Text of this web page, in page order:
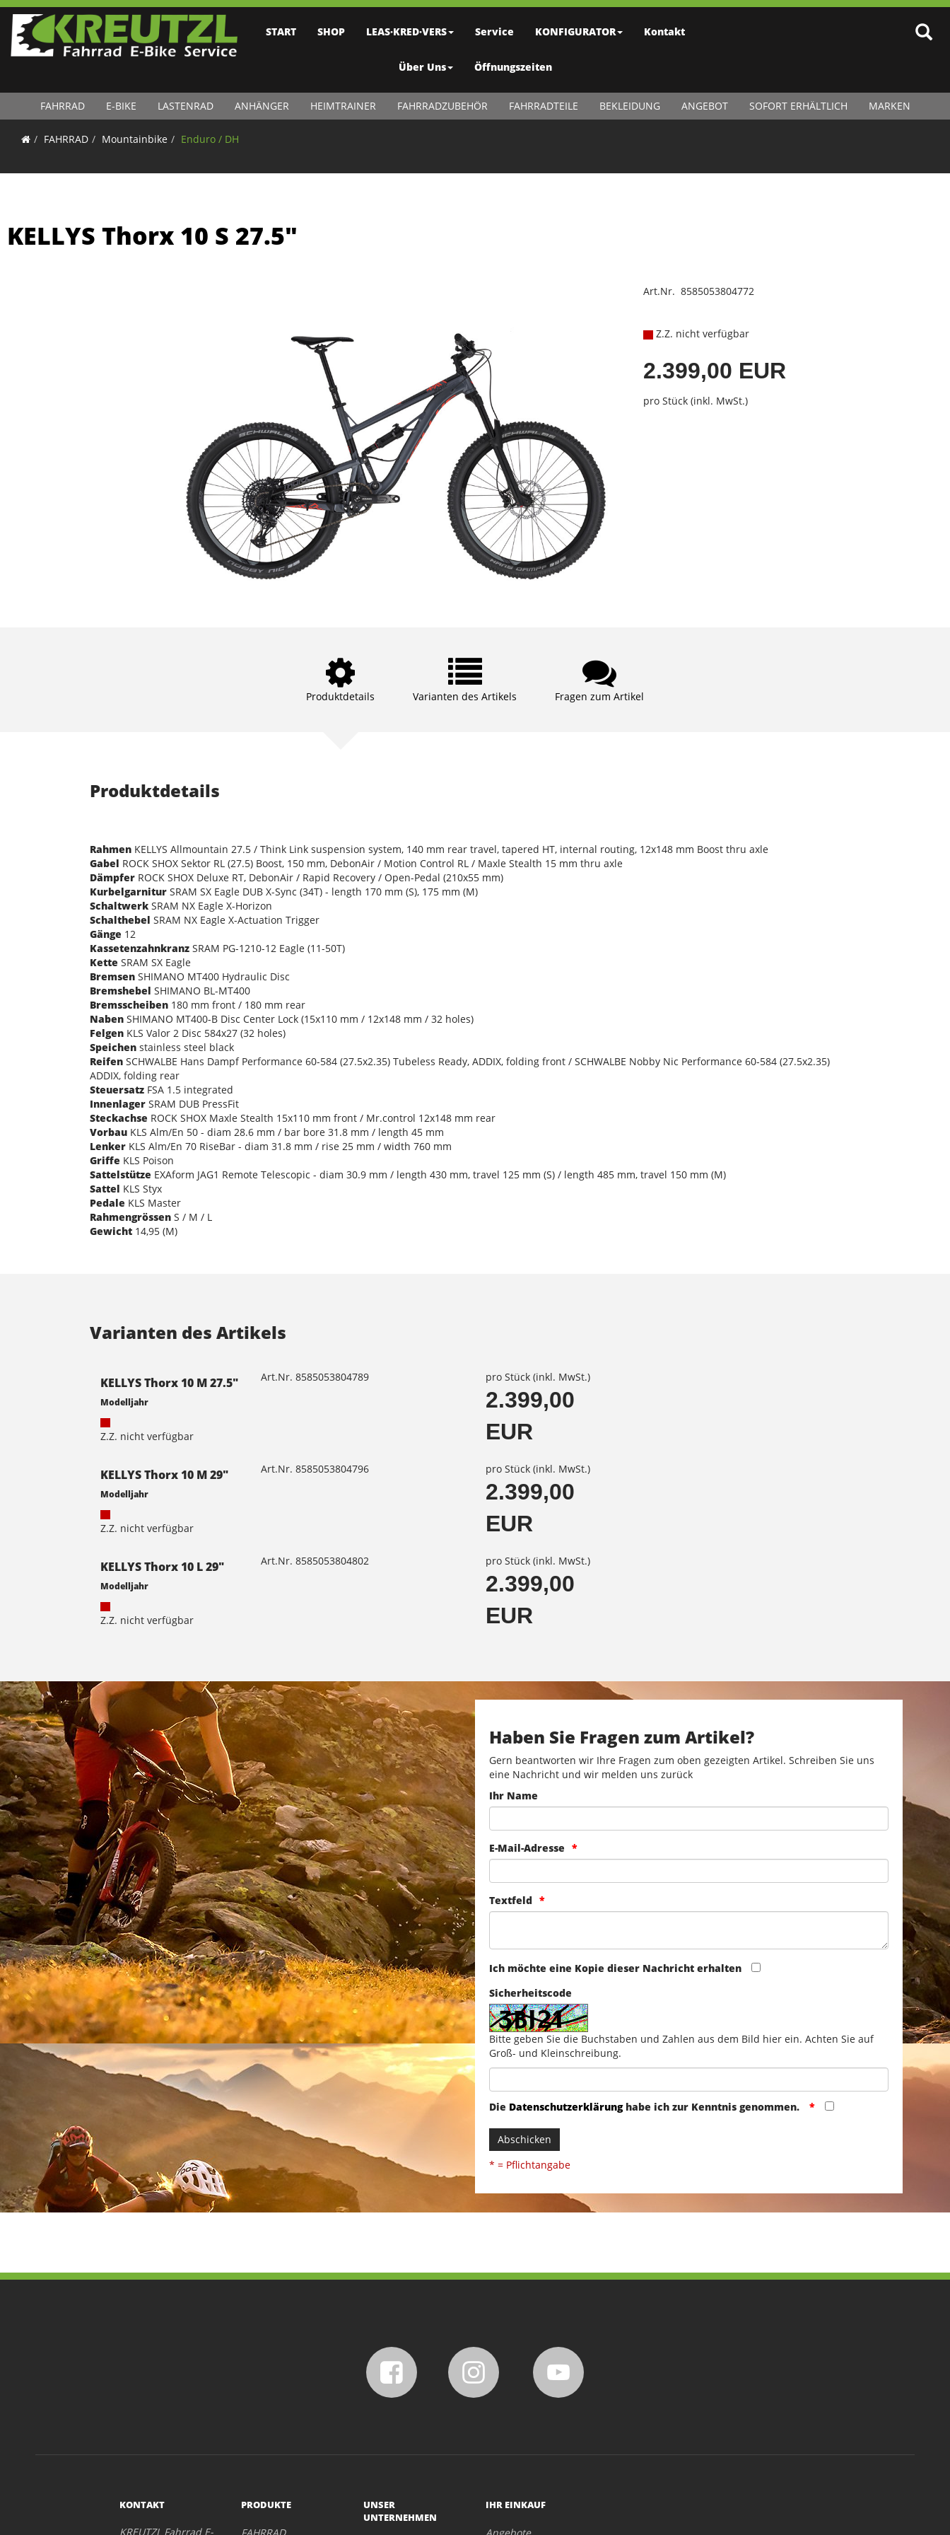
START SHOP LEAS·KRED·VERS Service KONFIGURATOR Kontakt
Über Uns Öffnungszeiten
FAHRRAD E-BIKE LASTENRAD ANHÄNGER HEIMTRAINER FAHRRADZUBEHÖR FAHRRADTEILE BEKLEIDUNG ANGEBOT SOFORT ERHÄLTLICH MARKEN
FAHRRAD Mountainbike Enduro / DH
KELLYS Thorx 10 S 27.5"
Art.Nr. 8585053804772
Z.Z. nicht verfügbar
2.399,00 EUR
pro Stück (inkl. MwSt.)
Produktdetails Varianten des Artikels Fragen zum Artikel
Produktdetails
Rahmen KELLYS Allmountain 27.5 / Think Link suspension system, 140 mm rear travel, tapered HT, internal routing, 12x148 mm Boost thru axle
Gabel ROCK SHOX Sektor RL (27.5) Boost, 150 mm, DebonAir / Motion Control RL / Maxle Stealth 15 mm thru axle
Dämpfer ROCK SHOX Deluxe RT, DebonAir / Rapid Recovery / Open-Pedal (210x55 mm)
Kurbelgarnitur SRAM SX Eagle DUB X-Sync (34T) - length 170 mm (S), 175 mm (M)
Schaltwerk SRAM NX Eagle X-Horizon
Schalthebel SRAM NX Eagle X-Actuation Trigger
Gänge 12
Kassetenzahnkranz SRAM PG-1210-12 Eagle (11-50T)
Kette SRAM SX Eagle
Bremsen SHIMANO MT400 Hydraulic Disc
Bremshebel SHIMANO BL-MT400
Bremsscheiben 180 mm front / 180 mm rear
Naben SHIMANO MT400-B Disc Center Lock (15x110 mm / 12x148 mm / 32 holes)
Felgen KLS Valor 2 Disc 584x27 (32 holes)
Speichen stainless steel black
Reifen SCHWALBE Hans Dampf Performance 60-584 (27.5x2.35) Tubeless Ready, ADDIX, folding front / SCHWALBE Nobby Nic Performance 60-584 (27.5x2.35)
ADDIX, folding rear
Steuersatz FSA 1.5 integrated
Innenlager SRAM DUB PressFit
Steckachse ROCK SHOX Maxle Stealth 15x110 mm front / Mr.control 12x148 mm rear
Vorbau KLS Alm/En 50 - diam 28.6 mm / bar bore 31.8 mm / length 45 mm
Lenker KLS Alm/En 70 RiseBar - diam 31.8 mm / rise 25 mm / width 760 mm
Griffe KLS Poison
Sattelstütze EXAform JAG1 Remote Telescopic - diam 30.9 mm / length 430 mm, travel 125 mm (S) / length 485 mm, travel 150 mm (M)
Sattel KLS Styx
Pedale KLS Master
Rahmengrössen S / M / L
Gewicht 14,95 (M)
Varianten des Artikels
KELLYS Thorx 10 M 27.5"
Modelljahr
Z.Z. nicht verfügbar
Art.Nr. 8585053804789 pro Stück (inkl. MwSt.)
2.399,00
EUR
KELLYS Thorx 10 M 29"
Modelljahr
Z.Z. nicht verfügbar
Art.Nr. 8585053804796 pro Stück (inkl. MwSt.)
2.399,00
EUR
KELLYS Thorx 10 L 29"
Modelljahr
Z.Z. nicht verfügbar
Art.Nr. 8585053804802 pro Stück (inkl. MwSt.)
2.399,00
EUR
Haben Sie Fragen zum Artikel?
Gern beantworten wir Ihre Fragen zum oben gezeigten Artikel. Schreiben Sie uns
eine Nachricht und wir melden uns zurück
Ihr Name
E-Mail-Adresse
Textfeld
Ich möchte eine Kopie dieser Nachricht erhalten
Sicherheitscode
Bitte geben Sie die Buchstaben und Zahlen aus dem Bild hier ein. Achten Sie auf
Groß- und Kleinschreibung.
Die Datenschutzerklärunghabe ich zur Kenntnis genommen.
Abschicken
* = Pflichtangabe
KONTAKT
KREUTZL Fahrrad E-
PRODUKTE
UNSER
UNTERNEHMEN
IHR EINKAUF